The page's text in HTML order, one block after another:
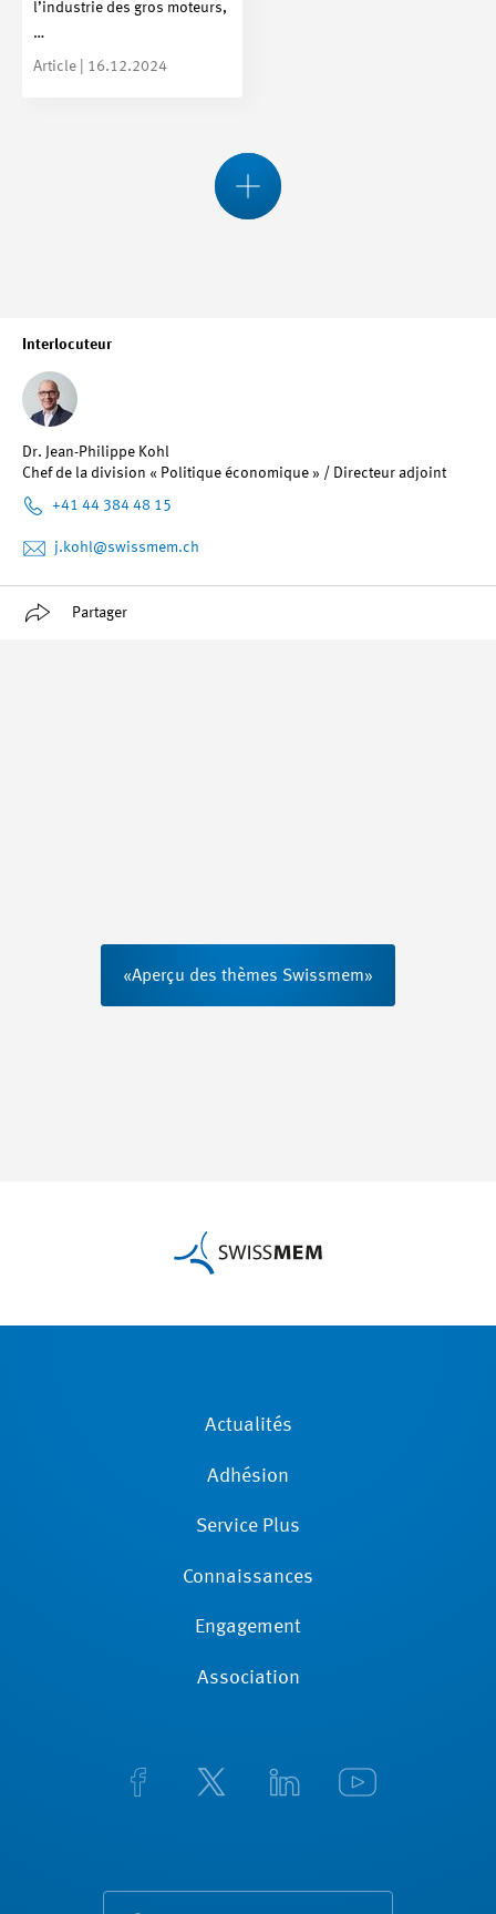
Interlocuteur
Dr. Jean-Philippe Kohl
Chef de la division « Politique économique » / Directeur adjoint
+41 44 384 48 15
j.kohl@swissmem.ch
Partager
l’industrie des gros moteurs,
…
Article | 16.12.2024
«Aperçu des thèmes Swissmem»
Actualités
Adhésion
Service Plus
Connaissances
Engagement
Association